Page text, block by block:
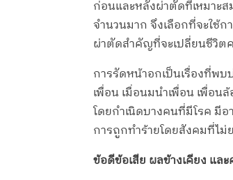
ก่อนและหลังผ่าตัดที่เหมาะ
จำนวนมาก จึงเลือกที่จะใช้
ผ่าตัดสำคัญที่จะเปลี่ยนชีวิต
การรัดหน้าอกเป็นเรื่องที่พบ
เพื่อน เมื่อนมนำเพื่อน เพื่อน
โดยกำเนิดบางคนที่มีโรค มี
การถูกทำร้ายโดยสังคมที่ไ
ข้อดีข้อเสีย ผลข้างเคียง แล